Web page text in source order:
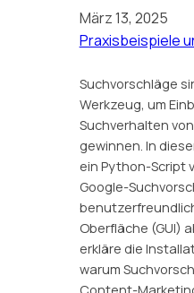
März 13, 2025
Praxisbeispiele
Suchvorschläge
Werkzeug, um
Suchverhalten
gewinnen. In
ein Python-Script
Google-
Oberfläche (GUI)
erkläre die
warum
Content-